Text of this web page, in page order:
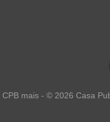
CPB mais - © 2026 Casa